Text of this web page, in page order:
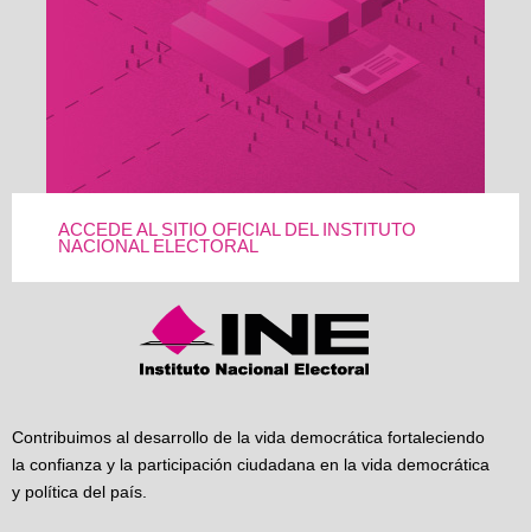
ACCEDE AL SITIO OFICIAL DEL INSTITUTO
NACIONAL ELECTORAL
Contribuimos al desarrollo de la vida democrática fortaleciendo
la confianza y la participación ciudadana en la vida democrática
y política del país.